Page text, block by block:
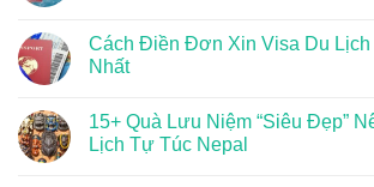
Cách Điền Đơn Xin Visa Du Lịch
Nhất
15+ Quà Lưu Niệm “Siêu Đẹp”
Lịch Tự Túc Nepal